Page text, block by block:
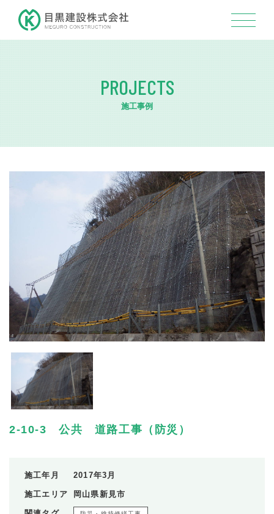
PROJECTS
施工事例
2-10-3 公共 道路工事（防災）
施工年月 2017年3月
施工エリア 岡山県新見市